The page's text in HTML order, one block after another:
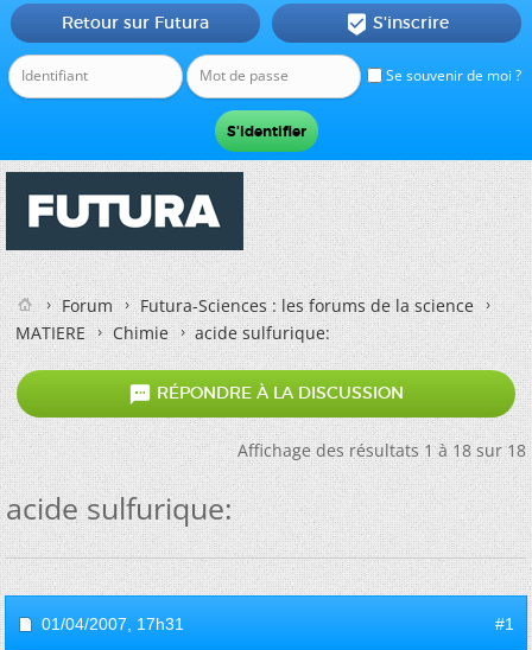
Se souvenir de moi ?
Retour sur Futura  S'inscrire
Forum
Futura-Sciences : les forums de la science
MATIERE
Chimie acide sulfurique:
 RÉPONDRE À LA DISCUSSION
Affichage des résultats 1 à 18 sur 18
acide sulfurique:
01/04/2007, 17h31 #1